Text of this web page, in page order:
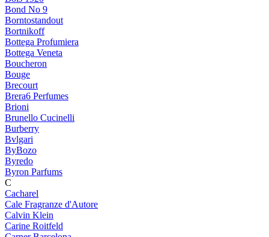
Bond No 9
Borntostandout
Bortnikoff
Bottega Profumiera
Bottega Veneta
Boucheron
Bouge
Brecourt
Brera6 Perfumes
Brioni
Brunello Cucinelli
Burberry
Bvlgari
ByBozo
Byredo
Byron Parfums
C
Cacharel
Cale Fragranze d'Autore
Calvin Klein
Carine Roitfeld